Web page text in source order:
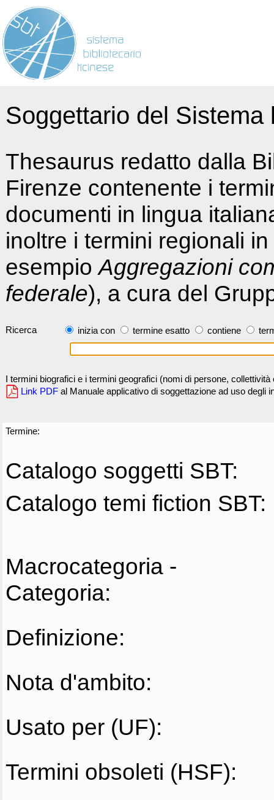
Soggettario del
Thesaurus redatto dalla
Firenze contenente i
documenti in lingua
inoltre i termini regionali
esempioAggregazioni
federale), a cura del
Ricerca inizia con termine esatto contiene
I termini biografici e i termini geografici (nomi di persone,
Link PDF al Manuale applicativo di soggettazione ad uso degli
Termine:
Catalogo soggetti SBT:
Catalogo temi fiction SBT:
Macrocategoria -
Categoria:
Definizione:
Nota d'ambito:
Usato per (UF):
Termini obsoleti (HSF):